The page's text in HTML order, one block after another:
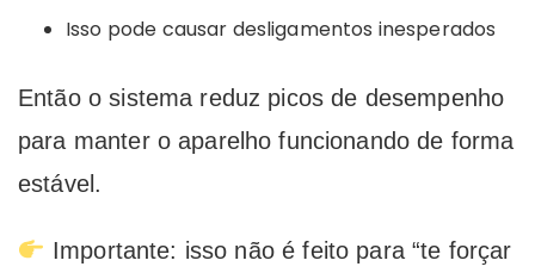
Isso pode causar desligamentos inesperados
Então o sistema reduz picos de desempenho
para manter o aparelho funcionando de forma
estável.
Importante: isso não é feito para “te forçar